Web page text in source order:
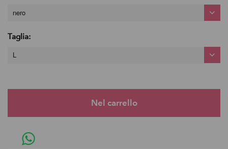
nero
Taglia:
L